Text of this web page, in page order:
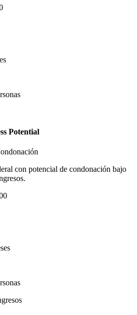
Potential
con potencial de condonación bajo